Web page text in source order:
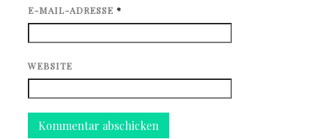
E-MAIL-ADRESSE *
WEBSITE